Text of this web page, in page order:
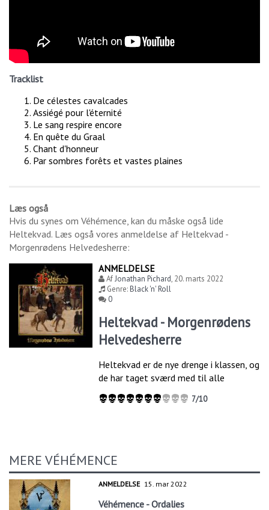
Tracklist
De célestes cavalcades
Assiégé pour l'éternité
Le sang respire encore
En quête du Graal
Chant d'honneur
Par sombres forêts et vastes plaines
Læs også
Hvis du synes om Véhémence, kan du måske også lide
Heltekvad. Læs også vores anmeldelse af Heltekvad -
Morgenrødens Helvedesherre:
ANMELDELSE
AfJonathan Pichard, 20. marts 2022
Genre:Black 'n' Roll
0
Heltekvad - Morgenrødens
Helvedesherre
Heltekvad er de nye drenge i klassen, og
de har taget sværd med til alle
7/10
MERE VÉHÉMENCE
ANMELDELSE 15. mar 2022
Véhémence - Ordalies